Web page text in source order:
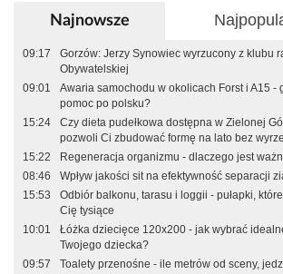
Najnowsze
09:17
Gorzów: Jerzy Synowiec wyrzucony z klubu
Obywatelskiej
09:01
Awaria samochodu w okolicach Forst i A15 -
pomoc po polsku?
15:24
Czy dieta pudełkowa dostępna w Zielonej
pozwoli Ci zbudować formę na lato bez
15:22
Regeneracja organizmu - dlaczego jest
08:46
Wpływ jakości sit na efektywność separacji
15:53
Odbiór balkonu, tarasu i loggii - pułapki,
Cię tysiące
10:01
Łóżka dziecięce 120x200 - jak wybrać
Twojego dziecka?
09:57
Toalety przenośne - ile metrów od sceny,